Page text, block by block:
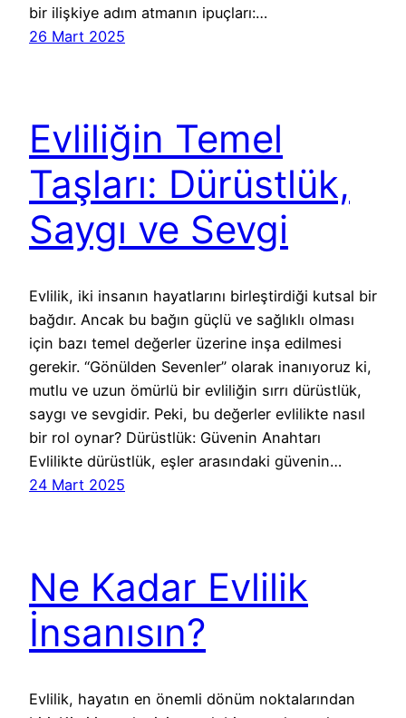
bir ilişkiye adım atmanın ipuçları:…
26 Mart 2025
Evliliğin Temel
Taşları: Dürüstlük,
Saygı ve Sevgi
Evlilik, iki insanın hayatlarını birleştirdiği kutsal bir
bağdır. Ancak bu bağın güçlü ve sağlıklı olması
için bazı temel değerler üzerine inşa edilmesi
gerekir. “Gönülden Sevenler” olarak inanıyoruz ki,
mutlu ve uzun ömürlü bir evliliğin sırrı dürüstlük,
saygı ve sevgidir. Peki, bu değerler evlilikte nasıl
bir rol oynar? Dürüstlük: Güvenin Anahtarı
Evlilikte dürüstlük, eşler arasındaki güvenin…
24 Mart 2025
Ne Kadar Evlilik
İnsanısın?
Evlilik, hayatın en önemli dönüm noktalarından